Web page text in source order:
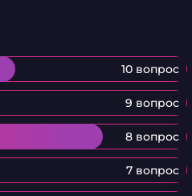
10 вопрос
9 вопрос
8 вопрос
7 вопрос